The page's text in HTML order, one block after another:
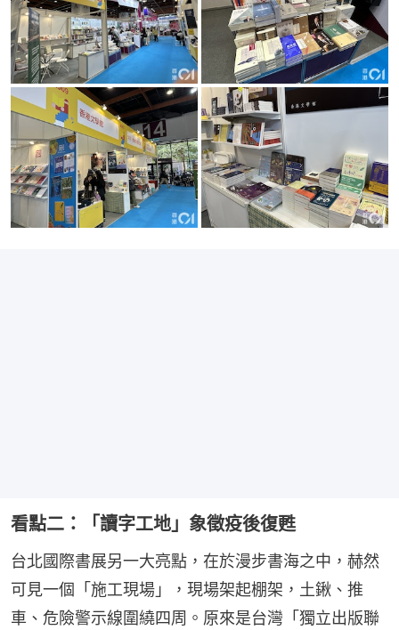
看點二：「讀字工地」象徵疫後復甦
台北國際書展另一大亮點，在於漫步書海之中，赫然
可見一個「施工現場」，現場架起棚架，土鍬、推
車、危險警示線圍繞四周。原來是台灣「獨立出版聯